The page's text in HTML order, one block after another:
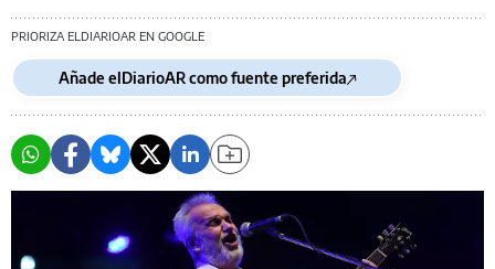
PRIORIZA ELDIARIOAR EN GOOGLE
Añade elDiarioAR como fuente preferida